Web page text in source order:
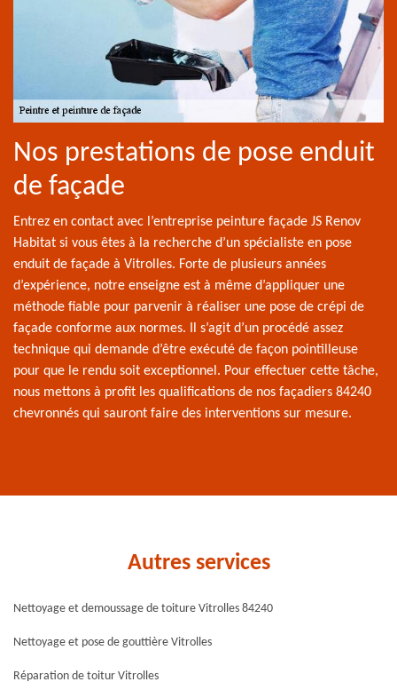
Nos prestations de pose enduit
de façade
Entrez en contact avec l’entreprise peinture façade JS Renov
Habitat si vous êtes à la recherche d’un spécialiste en pose
enduit de façade à Vitrolles. Forte de plusieurs années
d’expérience, notre enseigne est à même d’appliquer une
méthode fiable pour parvenir à réaliser une pose de crépi de
façade conforme aux normes. Il s’agit d’un procédé assez
technique qui demande d’être exécuté de façon pointilleuse
pour que le rendu soit exceptionnel. Pour effectuer cette tâche,
nous mettons à profit les qualifications de nos façadiers 84240
chevronnés qui sauront faire des interventions sur mesure.
Autres services
Nettoyage et demoussage de toiture Vitrolles 84240
Nettoyage et pose de gouttière Vitrolles
Réparation de toitur Vitrolles